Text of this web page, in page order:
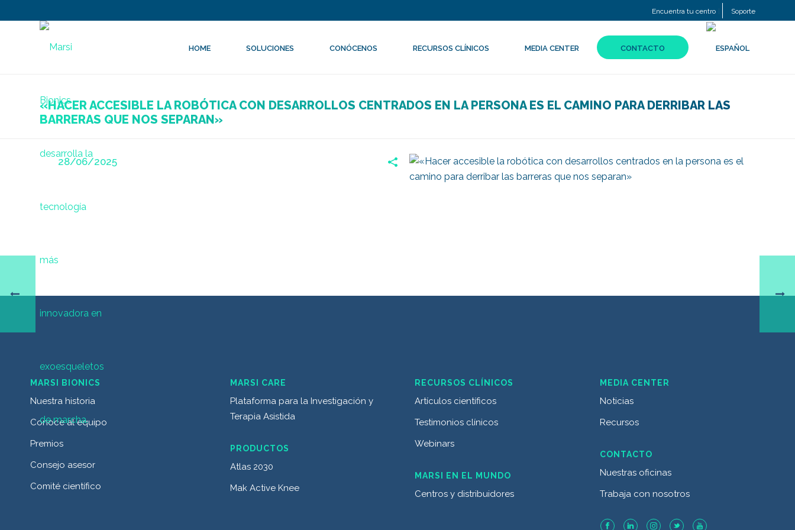
Encuentra tu centro Soporte
HOME SOLUCIONES CONÓCENOS RECURSOS CLÍNICOS MEDIA CENTER CONTACTO
«HACER ACCESIBLE LA ROBÓTICA CON DESARROLLOS CENTRADOS EN LA PERSONA ES EL CAMINO PARA DERRIBAR LAS
BARRERAS QUE NOS SEPARAN»
Posted
28/06/2025
Técnica e Innovación 2024.Vea esta noticia aquí
MARSI BIONICS
Nuestra historia
Conoce al equipo
Premios
Consejo asesor
Comité científico
MARSI CARE
Plataforma para la Investigación y
Terapia Asistida
PRODUCTOS
Atlas 2030
Mak Active Knee
RECURSOS CLÍNICOS
Artículos científicos
Testimonios clínicos
Webinars
MARSI EN EL MUNDO
Centros y distribuidores
MEDIA CENTER
Noticias
Recursos
CONTACTO
Nuestras oficinas
Trabaja con nosotros